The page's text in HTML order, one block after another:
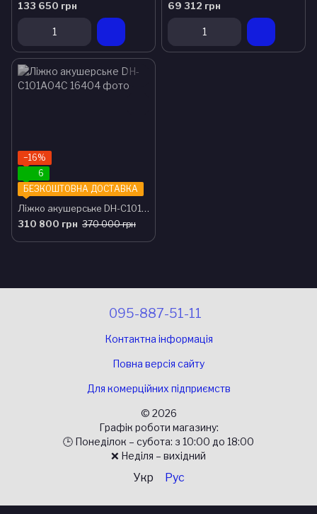
133 650 грн
69 312 грн
−16%
6
БЕЗКОШТОВНА ДОСТАВКА
Ліжко акушерське DH-C101A04С
310 800 грн 370 000 грн
095-887-51-11
Контактна інформація
Повна версія сайту
Для комерційних підприємств
© 2026
Графік роботи магазину:
🕒 Понеділок – субота: з 10:00 до 18:00
❌ Неділя – вихідний
Укр Рус